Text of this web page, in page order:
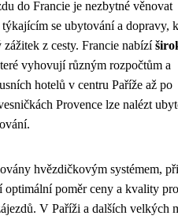
do Francie je nezbytné věnovat
se ubytování a dopravy,
z cesty. Francie nabízí
vyhovují různým rozpočtům a
hotelů v centru Paříže až po
Provence lze nalézt
hvězdičkovým systémem,
optimální poměr ceny a kvality pro
V Paříži a dalších velkých